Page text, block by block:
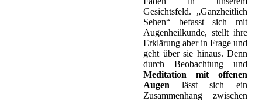
Gesichtsfeld. „Ganzheitlich
Sehen“ befasst sich mit
Augenheilkunde, stellt ihre
Erklärung aber in Frage und
geht über sie hinaus. Denn
durch Beobachtung und
Meditation mit offenen
Augen lässt sich ein
Zusammenhang zwischen